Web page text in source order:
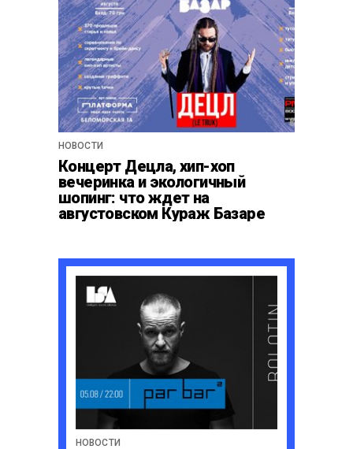
НОВОСТИ
Концерт Децла, хип-хоп
вечеринка и экологичный
шопинг: что ждет на
августовском Кураж Базаре
НОВОСТИ